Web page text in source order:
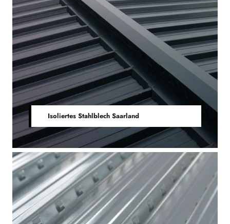
Isoliertes Stahlblech Saarland